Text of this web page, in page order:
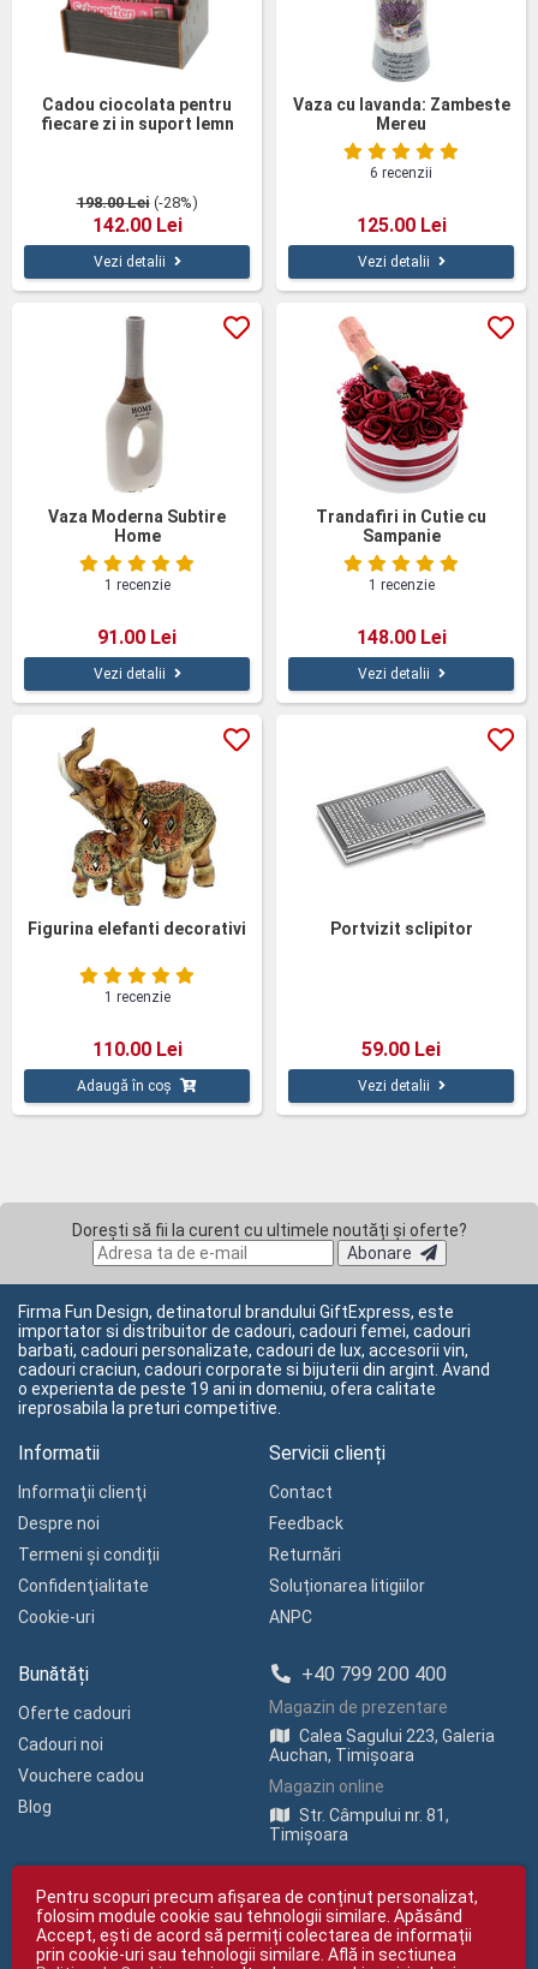
Cadou ciocolata pentru
fiecare zi in suport lemn
198.00 Lei(-28%)
142.00 Lei
Vezi detalii
Vaza cu lavanda: Zambeste
Mereu
6 recenzii
125.00 Lei
Vezi detalii
Vaza Moderna Subtire
Home
1 recenzie
91.00 Lei
Vezi detalii
Trandafiri in Cutie cu
Sampanie
1 recenzie
148.00 Lei
Vezi detalii
Figurina elefanti decorativi
1 recenzie
110.00 Lei
Adaugă în coș
Portvizit sclipitor
59.00 Lei
Vezi detalii
Dorești să fii la curent cu ultimele noutăți și oferte?
Abonare
Firma Fun Design, detinatorul brandului GiftExpress, este
importator si distribuitor de cadouri, cadouri femei, cadouri
barbati, cadouri personalizate, cadouri de lux, accesorii vin,
cadouri craciun, cadouri corporate si bijuterii din argint. Avand
o experienta de peste 19 ani in domeniu, ofera calitate
ireprosabila la preturi competitive.
Informatii
Informaţii clienţi
Despre noi
Termeni și condiții
Confidenţialitate
Cookie-uri
Servicii clienți
Contact
Feedback
Returnări
Soluționarea litigiilor
ANPC
Bunătăți
Oferte cadouri
Cadouri noi
Vouchere cadou
Blog
+40 799 200 400
Magazin de prezentare
Calea Sagului 223, Galeria
Auchan, Timișoara
Magazin online
Str. Câmpului nr. 81,
Timișoara
Pentru scopuri precum afișarea de conținut personalizat,
folosim module cookie sau tehnologii similare. Apăsând
Accept, ești de acord să permiți colectarea de informații
prin cookie-uri sau tehnologii similare. Află in sectiunea